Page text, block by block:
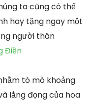
ta cũng có thể
hay tặng ngay một
người thân
Điền
tò mò khoảng
lắng đọng của hoa